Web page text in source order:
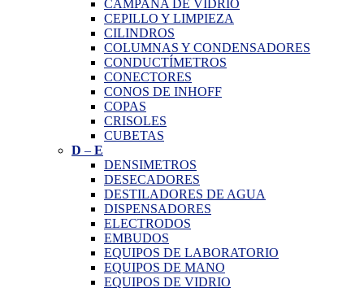
CAMPANA DE VIDRIO
CEPILLO Y LIMPIEZA
CILINDROS
COLUMNAS Y CONDENSADORES
CONDUCTÍMETROS
CONECTORES
CONOS DE INHOFF
COPAS
CRISOLES
CUBETAS
D – E
DENSIMETROS
DESECADORES
DESTILADORES DE AGUA
DISPENSADORES
ELECTRODOS
EMBUDOS
EQUIPOS DE LABORATORIO
EQUIPOS DE MANO
EQUIPOS DE VIDRIO